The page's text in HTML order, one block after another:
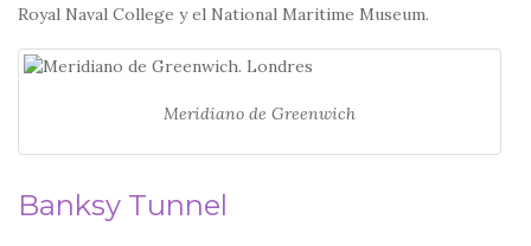
Royal Naval College y el National Maritime Museum.
Meridiano de Greenwich
Banksy Tunnel